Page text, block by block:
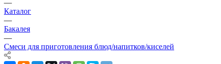
—
Каталог
—
Бакалея
—
Смеси для приготовления блюд/напитков/киселей